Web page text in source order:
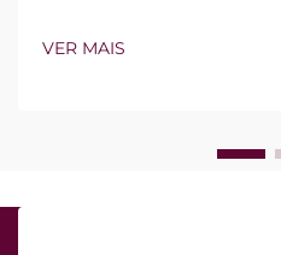
recursos existem, mas sim
VER MAIS